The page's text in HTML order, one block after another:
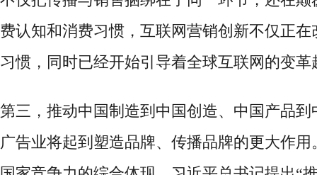
费认知和消费习惯，互联网营销创新不仅正
习惯，同时已经开始引导着全球互联网的变革
第三，推动中国制造到中国创造、中国产品到
广告业将起到塑造品牌、传播品牌的更大作